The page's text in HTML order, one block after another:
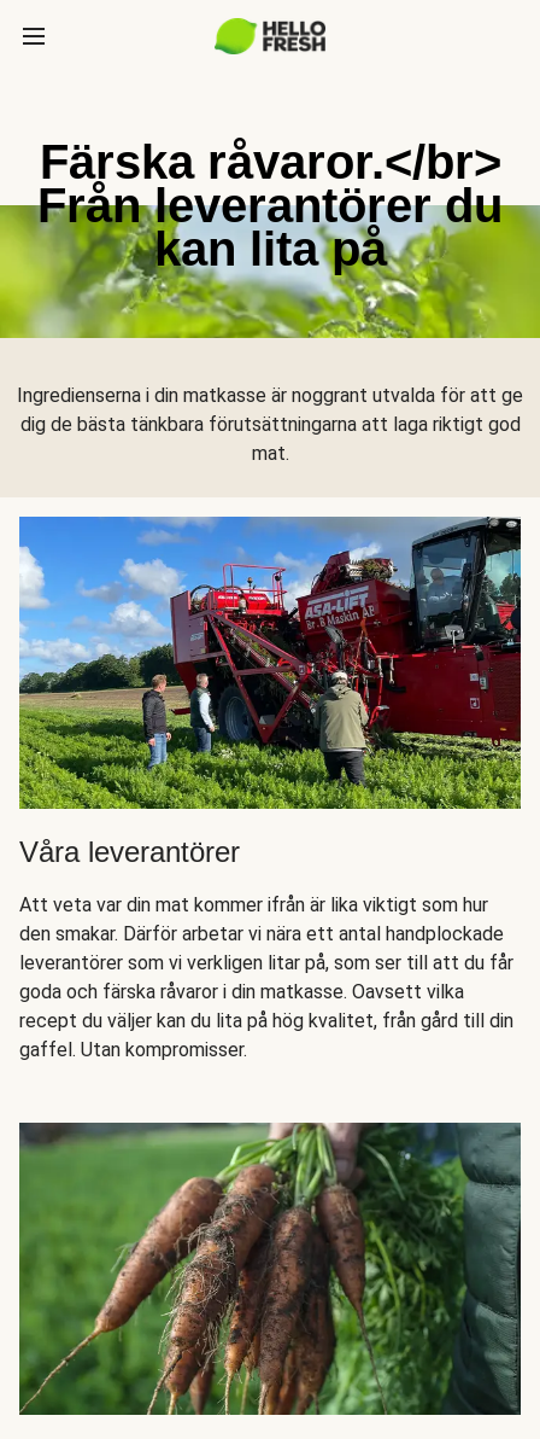
Färska råvaror.</br>
Från leverantörer du
kan lita på
Ingredienserna i din matkasse är noggrant utvalda för att ge
dig de bästa tänkbara förutsättningarna att laga riktigt god
mat.
Våra leverantörer
Att veta var din mat kommer ifrån är lika viktigt som hur
den smakar. Därför arbetar vi nära ett antal handplockade
leverantörer som vi verkligen litar på, som ser till att du får
goda och färska råvaror i din matkasse. Oavsett vilka
recept du väljer kan du lita på hög kvalitet, från gård till din
gaffel. Utan kompromisser.